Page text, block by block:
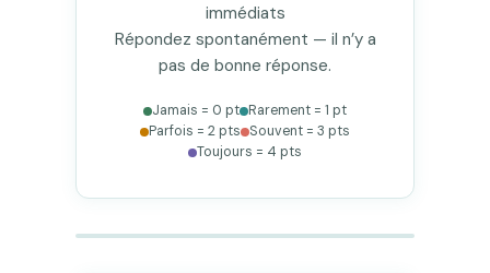
immédiats
Répondez spontanément — il n’y a
pas de bonne réponse.
Jamais = 0 pt Rarement = 1 pt
Parfois = 2 pts
Souvent = 3 pts
Toujours = 4 pts